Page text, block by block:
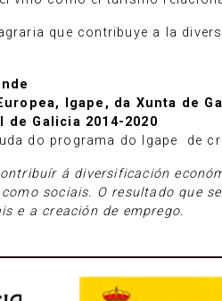
que contribuye a la
Igape, da Xunta de
de Galicia 2014-2020
do programa do Igape de
á diversificación
sociais. O resultado que
e a creación de emprego.